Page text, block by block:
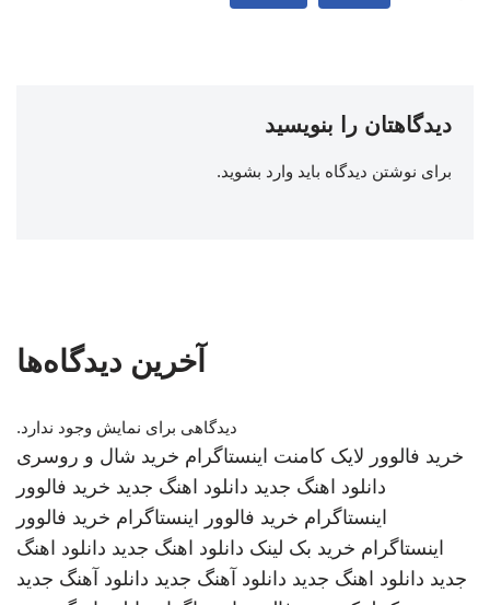
دیدگاهتان را بنویسید
برای نوشتن دیدگاه باید وارد بشوید.
آخرین دیدگاه‌ها
دیدگاهی برای نمایش وجود ندارد.
خرید فالوور لایک کامنت اینستاگرام خرید شال و روسری
دانلود اهنگ جدید دانلود اهنگ جدید خرید فالوور
اینستاگرام خرید فالوور اینستاگرام خرید فالوور
اینستاگرام خرید بک لینک دانلود اهنگ جدید دانلود اهنگ
جدید دانلود اهنگ جدید دانلود آهنگ جدید دانلود آهنگ جدید